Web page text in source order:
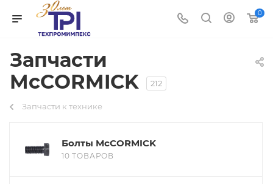
0
Запчасти
McCORMICK
212
Запчасти к технике
Болты McCORMICK
10 ТОВАРОВ